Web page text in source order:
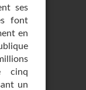
ses
font
en
cinq
un